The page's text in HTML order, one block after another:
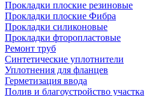
Прокладки плоские резиновые
Прокладки плоские Фибра
Прокладки силиконовые
Прокладки фторопластовые
Ремонт труб
Синтетические уплотнители
Уплотнения для фланцев
Герметизация ввода
Полив и благоустройство участка